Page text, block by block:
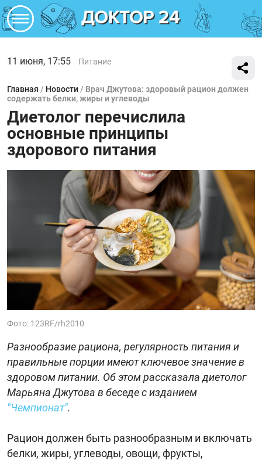
11 июня, 17:55 Питание
Главная / Новости / Врач Джутова: здоровый рацион должен
содержать белки, жиры и углеводы
Диетолог перечислила
основные принципы
здорового питания
Фото: 123RF/rh2010
Разнообразие рациона, регулярность питания и
правильные порции имеют ключевое значение в
здоровом питании. Об этом рассказала диетолог
Марьяна Джутова в беседе с изданием
"Чемпионат".
Рацион должен быть разнообразным и включать
белки, жиры, углеводы, овощи, фрукты,